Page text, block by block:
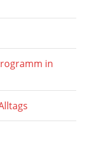
in